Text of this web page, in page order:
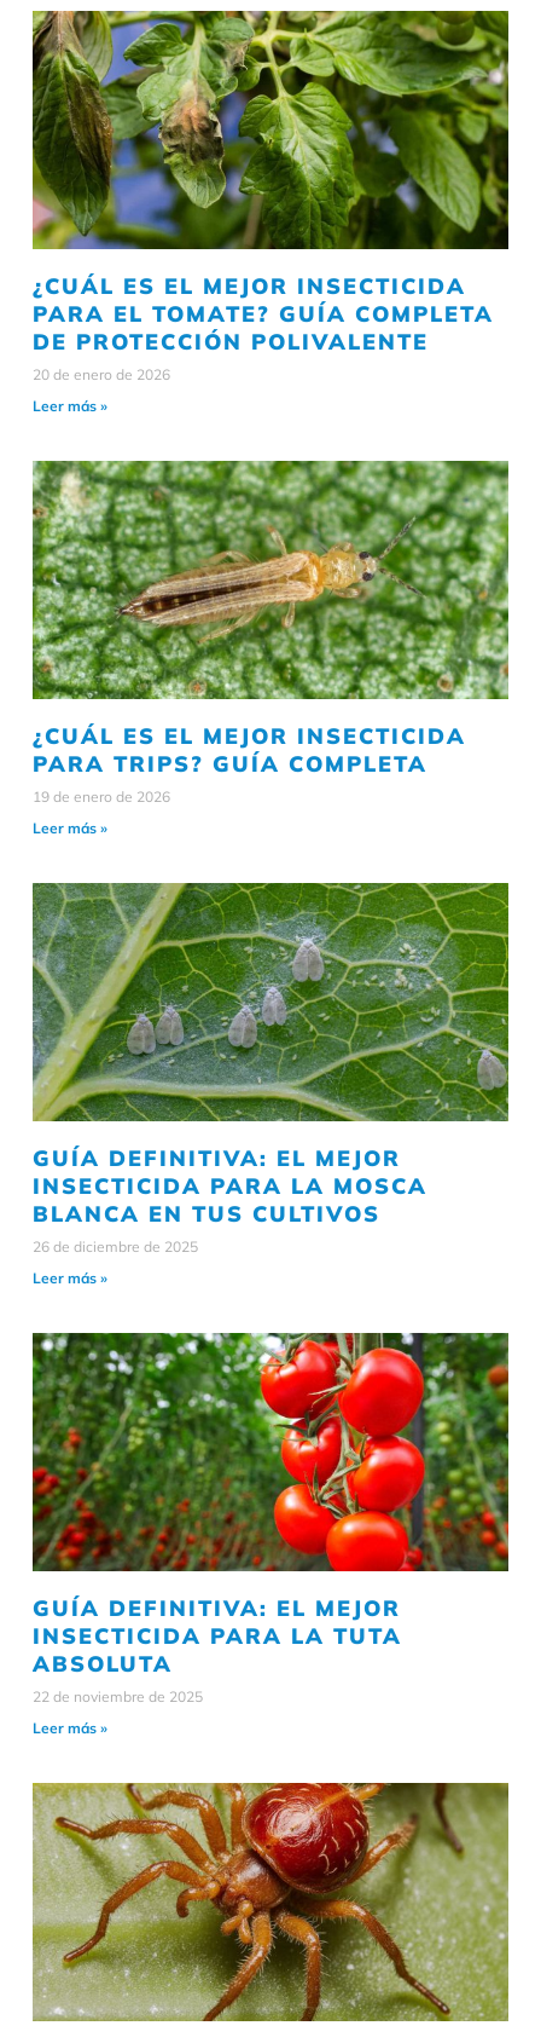
¿CUÁL ES EL MEJOR INSECTICIDA
PARA EL TOMATE? GUÍA COMPLETA
DE PROTECCIÓN POLIVALENTE
20 de enero de 2026
Leer más »
¿CUÁL ES EL MEJOR INSECTICIDA
PARA TRIPS? GUÍA COMPLETA
19 de enero de 2026
Leer más »
GUÍA DEFINITIVA: EL MEJOR
INSECTICIDA PARA LA MOSCA
BLANCA EN TUS CULTIVOS
26 de diciembre de 2025
Leer más »
GUÍA DEFINITIVA: EL MEJOR
INSECTICIDA PARA LA TUTA
ABSOLUTA
22 de noviembre de 2025
Leer más »